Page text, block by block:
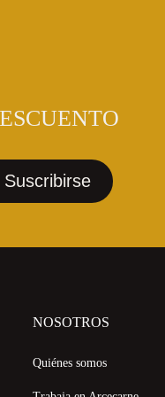
NOSOTROS
Quiénes somos